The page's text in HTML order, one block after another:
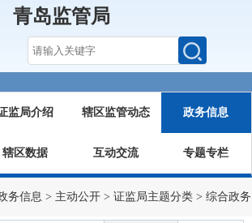
青岛监管局
监局介绍 辖区监管动态 政务信息
辖区数据 互动交流 专题专栏
务信息 > 主动公开 > 证监局主题分类 > 综合政务